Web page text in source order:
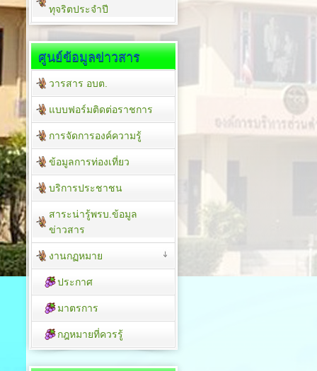
ทุจริตประจำปี
ศูนย์ข้อมูลข่าวสาร
วารสาร อบต.
แบบฟอร์มติดต่อราชการ
การจัดการองค์ความรู้
ข้อมูลการท่องเที่ยว
บริการประชาชน
สาระน่ารู้พรบ.ข้อมูล
ข่าวสาร
งานกฏหมาย
ประกาศ
มาตรการ
กฎหมายที่ควรรู้